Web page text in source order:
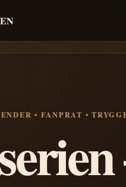
• FANPRAT •